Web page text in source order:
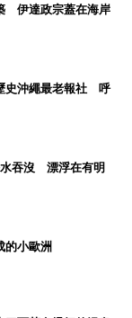
伊達政宗蓋在海岸
史沖繩最老報社 呼
水吞沒 漂浮在有明
的小歐洲